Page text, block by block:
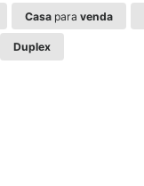
Casa paravenda
Duplex